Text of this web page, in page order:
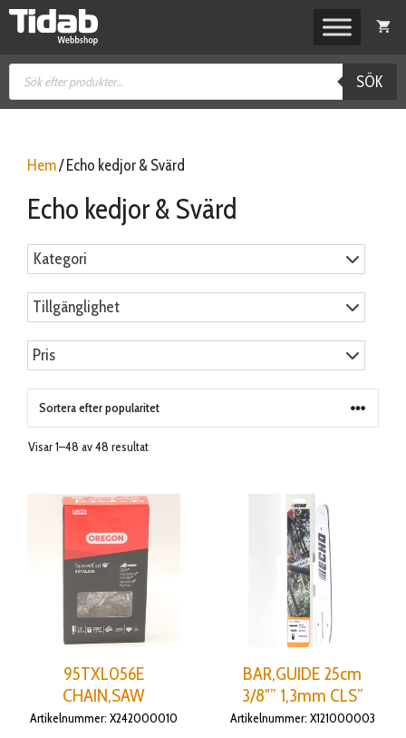
Hoppa
Produktsökning
SÖK
Hem/ Echo kedjor & Svärd
Echo kedjor & Svärd
Kategori
Tillgänglighet
Pris
Visar 1–48 av 48 resultat
95TXL056E
CHAIN,SAW
Artikelnummer: X242000010
BAR,GUIDE 25cm
3/8″” 1,3mm CLS”
Artikelnummer: X121000003